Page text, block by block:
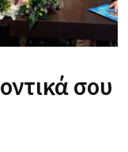
σου